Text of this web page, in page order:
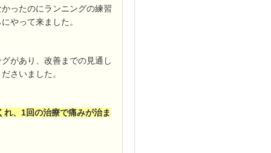
ったのにランニングの練習
やって来ました。
があり、改善までの見通し
さいました。
、1回の治療で痛みが治ま